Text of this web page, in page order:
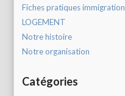
Fiches pratiques immigration
LOGEMENT
Notre histoire
Notre organisation
Catégories